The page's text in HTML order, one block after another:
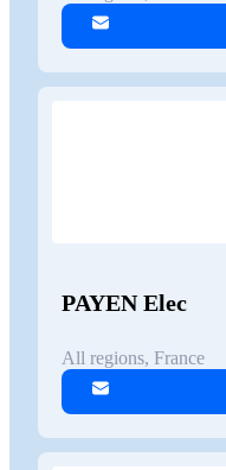
PAYEN Elec
All regions, France